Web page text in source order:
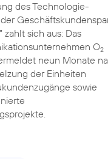
des Technologie-
zahlt sich aus: Das
O2
neun Monate
der Einheiten
sowie